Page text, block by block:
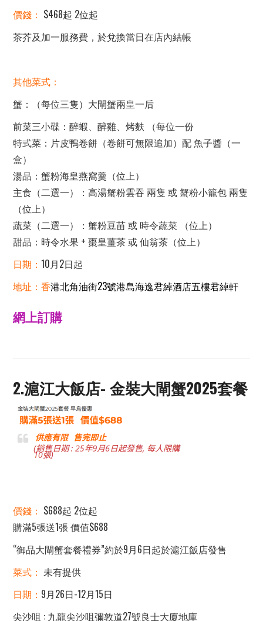
價錢： $468起 2位起
茶芥及加一服務費，於兌換當日在店內結帳
其他菜式：
蟹：（每位三隻）大閘蟹兩皇一后
前菜三小碟：醉蝦、醉雞、烤麩 （每位一份
特式菜：片皮鴨卷餅（卷餅可無限追加）配 魚子醬（一
盒）
湯品：蟹粉海皇燕窩羹（位上）
主食（二選一）：高湯蟹粉雲吞 兩隻 或 蟹粉小籠包 兩隻
（位上）
蔬菜（二選一）：蟹粉豆苗 或 時令蔬菜 （位上）
甜品：時令水果 + 棗皇薑茶 或 仙翁茶（位上）
日期：10月2日起
地址：香港北角油街23號港島海逸君綽酒店五樓君綽軒
網上訂購
2.滬江大飯店- 金裝大閘蟹2025套餐
價錢： $688起 2位起
購滿5張送1張 價值$688
“御品大閘蟹套餐禮券”約於9月6日起於滬江飯店發售
菜式： 未有提供
日期： 9月26日-12月15日
尖沙咀 : 九龍尖沙咀彌敦道27號良士大廈地庫